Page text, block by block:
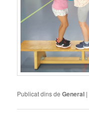
Publicat dins de General |